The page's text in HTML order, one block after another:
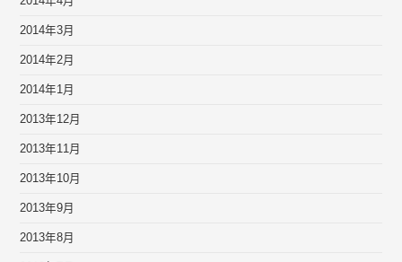
2014年3月
2014年2月
2014年1月
2013年12月
2013年11月
2013年10月
2013年9月
2013年8月